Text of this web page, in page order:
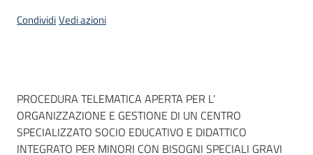
telematiche
CondividiVedi azioni
Dati del bando
PROCEDURA TELEMATICA APERTA PER L’
ORGANIZZAZIONE E GESTIONE DI UN CENTRO
SPECIALIZZATO SOCIO EDUCATIVO E DIDATTICO
INTEGRATO PER MINORI CON BISOGNI SPECIALI GRAVI